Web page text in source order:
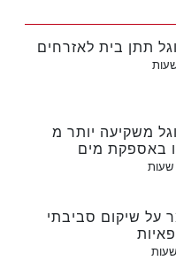
תתן בית לאזרחים
משקיעה יותר מ
על שיקום סביבתי